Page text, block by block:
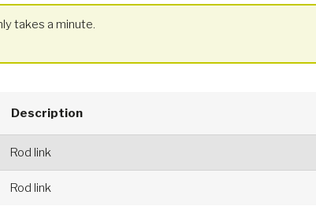
takes a minute.
Description
Rod link
Rod link